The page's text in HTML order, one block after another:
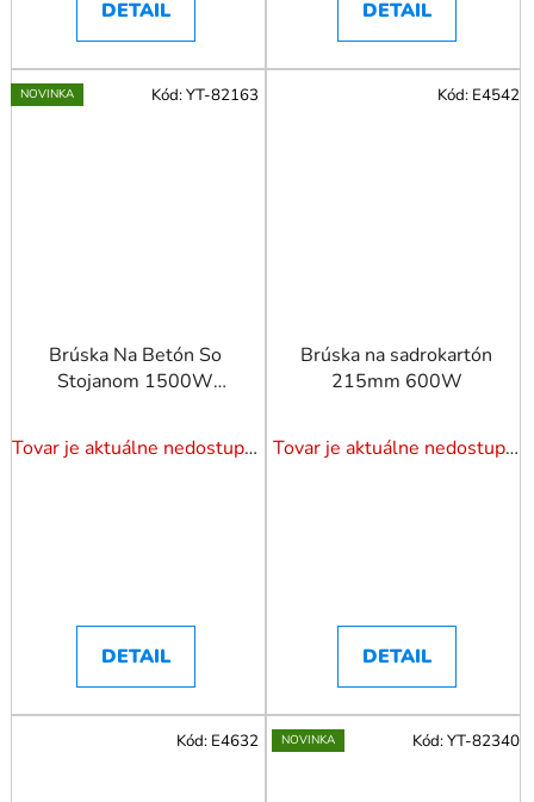
DETAIL DETAIL
NOVINKA
Brúska Na Betón So
Stojanom 1500W
6000Min-1)
Tovar je aktuálne nedostupný. Dotazuj dostupnosť.
DETAIL
Kód:YT-82163
Brúska na sadrokartón
215mm 600W
Tovar je aktuálne nedostupný. Dotazuj dostupnosť.
DETAIL
Kód: E4542
Kód: E4632 NOVINKA Kód:YT-82340